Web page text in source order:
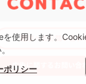
を使用します。
ポリシー